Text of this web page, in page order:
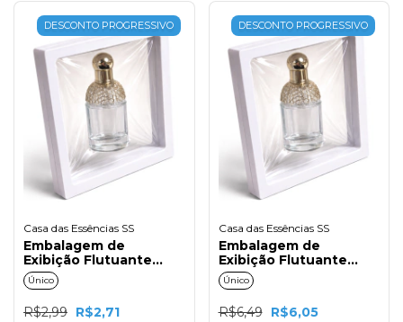
DESCONTO PROGRESSIVO
Casa das Essências SS
Embalagem de
Exibição Flutuante
7x7cm Branco
Único
R$2,99 R$2,71
DESCONTO PROGRESSIVO
Casa das Essências SS
Embalagem de
Exibição Flutuante
11x11cm Branco
Único
R$6,49 R$6,05